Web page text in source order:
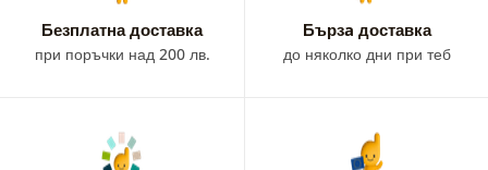
Безплатна доставка
при поръчки над 200 лв.
Бързa доставка
до няколко дни при теб